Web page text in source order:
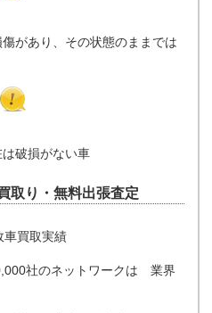
があり、その状態のままでは
破損がない車
取り・無料出張査定
買取実績
社のネットワークは 業界